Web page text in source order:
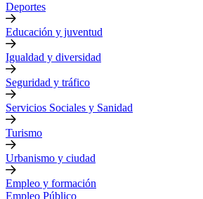
Deportes
Educación y juventud
Igualdad y diversidad
Seguridad y tráfico
Servicios Sociales y Sanidad
Turismo
Urbanismo y ciudad
Empleo y formación
Empleo Público